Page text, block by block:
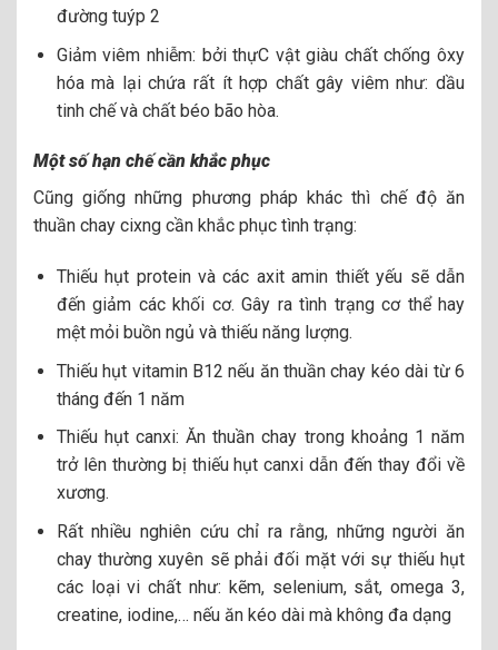
đường tuýp 2
Giảm viêm nhiễm: bởi thựC vật giàu chất chống ôxy
hóa mà lại chứa rất ít hợp chất gây viêm như: dầu
tinh chế và chất béo bão hòa.
Một số hạn chế cần khắc phục
Cũng giống những phương pháp khác thì chế độ ăn
thuần chay cixng cần khắc phục tình trạng:
Thiếu hụt protein và các axit amin thiết yếu sẽ dẫn
đến giảm các khối cơ. Gây ra tình trạng cơ thể hay
mệt mỏi buồn ngủ và thiếu năng lượng.
Thiếu hụt vitamin B12 nếu ăn thuần chay kéo dài từ 6
tháng đến 1 năm
Thiếu hụt canxi: Ăn thuần chay trong khoảng 1 năm
trở lên thường bị thiếu hụt canxi dẫn đến thay đổi về
xương.
Rất nhiều nghiên cứu chỉ ra rằng, những người ăn
chay thường xuyên sẽ phải đối mặt với sự thiếu hụt
các loại vi chất như: kẽm, selenium, sắt, omega 3,
creatine, iodine,… nếu ăn kéo dài mà không đa dạng